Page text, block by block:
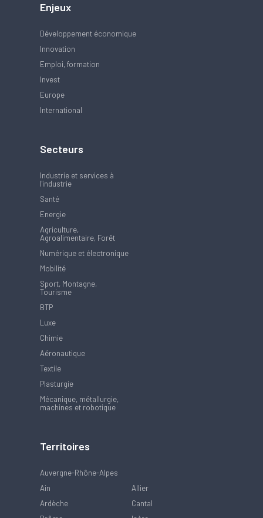
Enjeux
Développement économique
Innovation
Emploi, formation
Invest
Europe
International
Secteurs
Industrie et services à
l'industrie
Santé
Energie
Agriculture,
Agroalimentaire, Forêt
Numérique et électronique
Mobilité
Sport, Montagne,
Tourisme
BTP
Luxe
Chimie
Aéronautique
Textile
Plasturgie
Mécanique, métallurgie,
machines et robotique
Territoires
Auvergne-Rhône-Alpes
Ain
Allier
Ardèche
Cantal